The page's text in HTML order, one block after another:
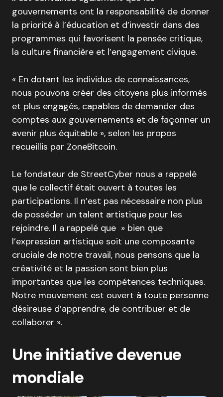
gouvernements ont la responsabilité de donner
la priorité à l’éducation et d’investir dans des
programmes qui favorisent la pensée critique,
la culture financière et l’engagement civique.
« En dotant les individus de connaissances,
nous pouvons créer des citoyens plus informés
et plus engagés, capables de demander des
comptes aux gouvernements et de façonner un
avenir plus équitable », selon les propos
recueillis par ZoneBitcoin.
Le fondateur de StreetCyber nous a rappelé
que le collectif était ouvert à toutes les
participations. Il n’est pas nécessaire non plus
de posséder un talent artistique pour les
rejoindre. Il a rappelé que » bien que
l’expression artistique soit une composante
cruciale de notre travail, nous pensons que la
créativité et la passion sont bien plus
importantes que les compétences techniques.
Notre mouvement est ouvert à toute personne
désireuse d’apprendre, de contribuer et de
collaborer ».
Une initiative devenue
mondiale